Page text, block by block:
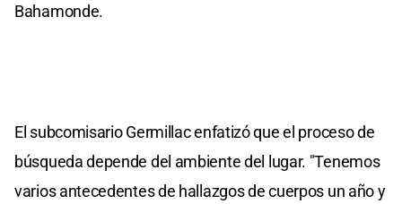
Bahamonde.
El subcomisario Germillac enfatizó que el proceso de
búsqueda depende del ambiente del lugar. "Tenemos
varios antecedentes de hallazgos de cuerpos un año y